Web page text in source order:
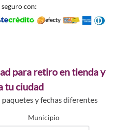
con:
para retiro en tienda y
tu ciudad
y fechas diferentes
Municipio